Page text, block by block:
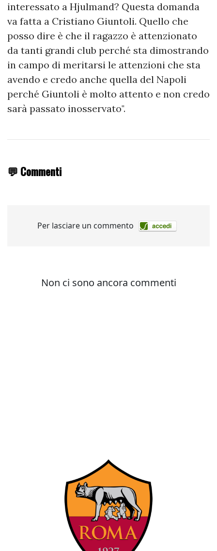
interessato a Hjulmand? Questa domanda
va fatta a Cristiano Giuntoli. Quello che
posso dire è che il ragazzo è attenzionato
da tanti grandi club perché sta dimostrando
in campo di meritarsi le attenzioni che sta
avendo e credo anche quella del Napoli
perché Giuntoli è molto attento e non credo
sarà passato inosservato".
💬 Commenti